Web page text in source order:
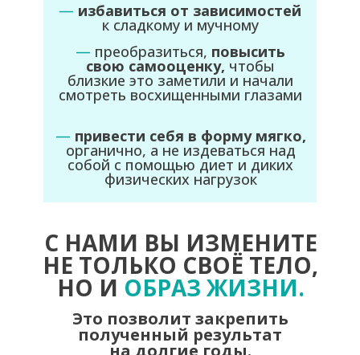
С НАМИ ВЫ ИЗМЕНИТЕ
НЕ ТОЛЬКО СВОЁ ТЕЛО,
НО И ОБРАЗ ЖИЗНИ.
Это позволит закрепить
полученный результат
на долгие годы.
— привести себя в форму мягко,
органично, а не издеваться над
собой с помощью диет и диких
физических нагрузок
— преобразиться, повысить
свою самооценку, чтобы
близкие это заметили и начали
смотреть восхищенными глазами
— избавиться от зависимостей
к сладкому и мучному